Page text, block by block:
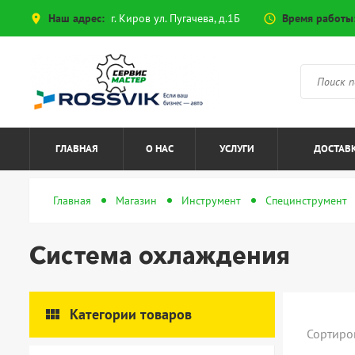
place Наш адрес: г. Киров ул. Пугачева, д.1Б access_time Время
ГЛАВНАЯ О НАС УСЛУГИ
Главная Магазин Инструмент Специнструмент
Система охлаждения
view_module Категории товаров